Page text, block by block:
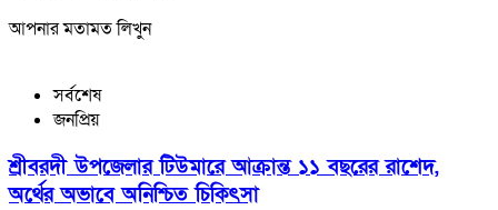
আপনার মতামত লিখুন
সর্বশেষ
জনপ্রিয়
শ্রীবরদী উপজেলার টিউমারে আক্রান্ত ১১ বছরের রাশেদ,
অর্থের অভাবে অনিশ্চিত চিকিৎসা